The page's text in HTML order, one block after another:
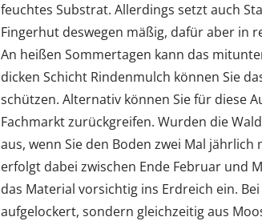
feuchtes Substrat. Allerdings setzt auch
Fingerhut deswegen mäßig, dafür aber in
An heißen Sommertagen kann das
dicken Schicht Rindenmulch können Sie
schützen. Alternativ können Sie für diese
Fachmarkt zurückgreifen. Wurden die
aus, wenn Sie den Boden zwei Mal
erfolgt dabei zwischen Ende Februar und
das Material vorsichtig ins Erdreich ein.
aufgelockert, sondern gleichzeitig aus